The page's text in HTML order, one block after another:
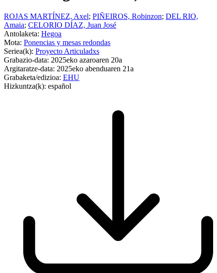
ROJAS MARTÍNEZ, Axel; PIÑEIROS, Robinzon; DEL RIO,
Amaia; CELORIO DÍAZ, Juan José
Antolaketa: Hegoa
Mota: Ponencias y mesas redondas
Seriea(k): Proyecto Articuladxs
Grabazio-data: 2025eko azaroaren 20a
Argitaratze-data: 2025eko abenduaren 21a
Grabaketa/edizioa: EHU
Hizkuntza(k): español